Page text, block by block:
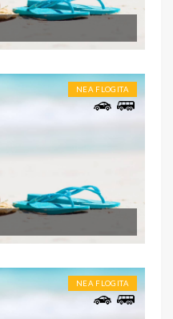
NEA FLOGITA
NEA FLOGITA